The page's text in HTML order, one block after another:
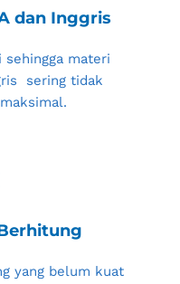
dan Inggris
materi
sering tidak
yang belum kuat